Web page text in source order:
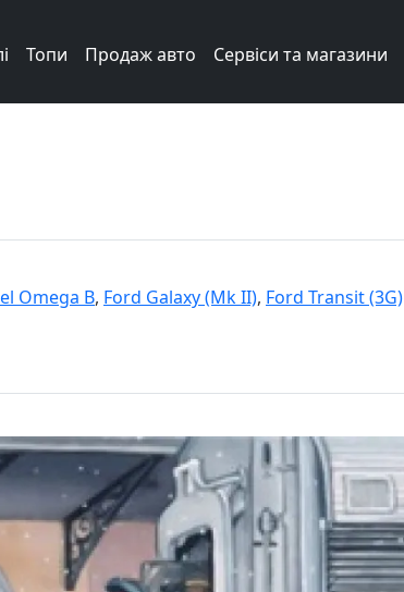
Топи Продаж авто Сервіси та магазини
Omega B, Ford Galaxy (Mk II), Ford Transit (3G)